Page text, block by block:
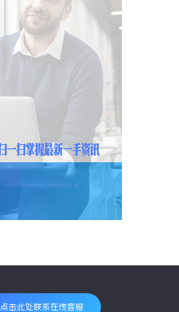
点击此处联系在线客服